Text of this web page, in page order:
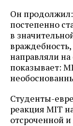
Он
постепенно
в
направляли
показывает:
Студенты-
реакция MIT
отсроченной